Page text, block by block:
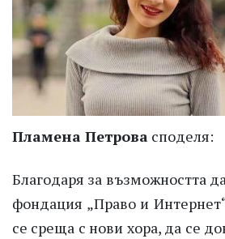
Пламена Петрова споделя:
Благодаря за възможността
фондация „Право и
се среща с нови хора, да се